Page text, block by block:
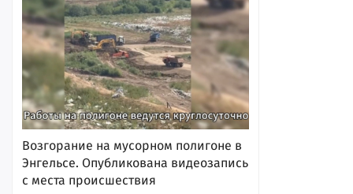
Возгорание на мусорном полигоне в
Энгельсе. Опубликована видеозапись
с места происшествия